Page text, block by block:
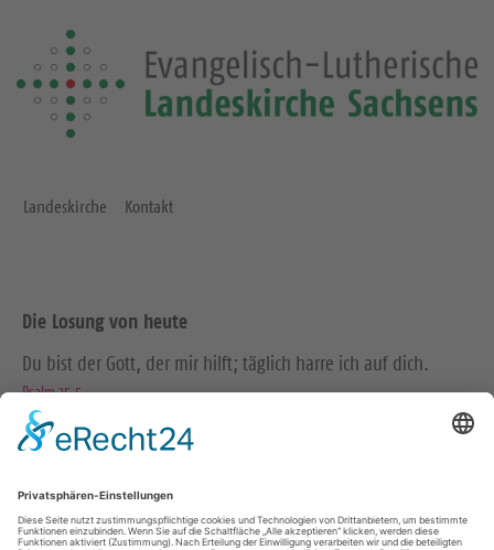
Landeskirche Kontakt
Die Losung von heute
Du bist der Gott, der mir hilft; täglich harre ich auf dich.
Psalm 25,5
Bittet, so wird euch gegeben; suchet, so werdet ihr finden;
Matthäus 7,7
© Evangelische Brüder-Unität – Herrnhuter Brüdergemeine